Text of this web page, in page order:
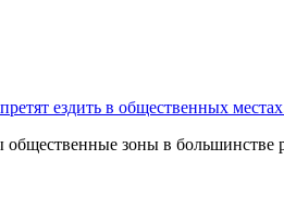
ездить в общественных
зоны в большинстве